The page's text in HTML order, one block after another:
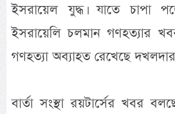
ইসরায়েল যুদ্ধ। যাতে চাপা
ইসরায়েলি চলমান গণহত্যার
গণহত্যা অব্যাহত রেখেছে
বার্তা সংস্থা রয়টার্সের খবর